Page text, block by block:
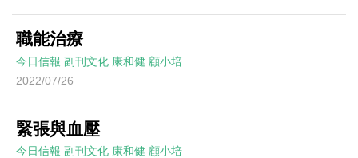
職能治療
今日信報 副刊文化 康和健 顧小培
2022/07/26
緊張與血壓
今日信報 副刊文化 康和健 顧小培